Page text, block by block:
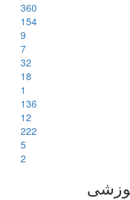
360
154
9
7
32
18
1
136
12
222
5
2